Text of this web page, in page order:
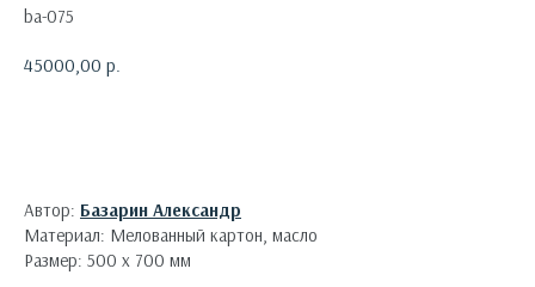
ba-075
45000,00 р.
Автор: Базарин Александр
Материал: Мелованный картон, масло
Размер: 500 х 700 мм